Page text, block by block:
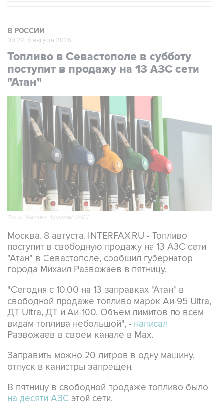
Топливо в Севастополе в субботу
поступит в продажу на 13 АЗС сети
"Атан"
Фото: Максим Чурусов/ТАСС
Москва. 8 августа. INTERFAX.RU - Топливо
"Атан" в Севастополе, сообщил губернатор
города Михаил Развожаев в пятницу.
"Сегодня с 10:00 на 13 заправках "Атан" в
ДТ Ultra, ДТ и Аи-100. Объем лимитов по всем
видам топлива небольшой", - написал
Развожаев в своем канале в Max.
Заправить можно 20 литров в одну машину,
В пятницу в свободной продаже топливо было
Как сообщалось, 22 мая из-за логистических